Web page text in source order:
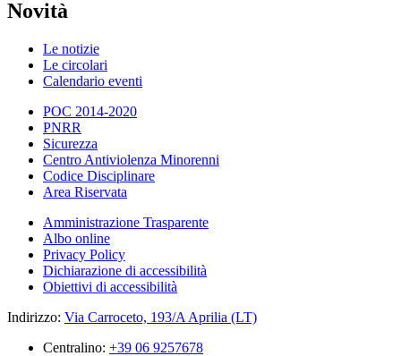
Novità
Le notizie
Le circolari
Calendario eventi
POC 2014-2020
PNRR
Sicurezza
Centro Antiviolenza Minorenni
Codice Disciplinare
Area Riservata
Amministrazione Trasparente
Albo online
Privacy Policy
Dichiarazione di accessibilità
Obiettivi di accessibilità
Indirizzo: Via Carroceto, 193/A Aprilia (LT)
Centralino: +39 06 9257678